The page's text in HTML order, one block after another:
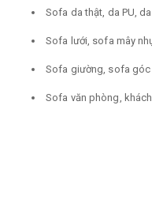
Sofa da thật, da PU,
Sofa lưới, sofa mây
Sofa giường, sofa góc
Sofa văn phòng,